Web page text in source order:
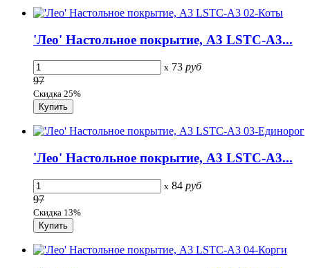
'Лео' Настольное покрытие, А3 LSTC-A3...
x 73 руб
97
Скидка 25%
'Лео' Настольное покрытие, А3 LSTC-A3...
x 84 руб
97
Скидка 13%